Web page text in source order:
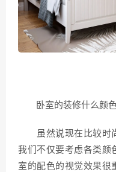
卧室的装修什么颜
虽然说现在比较时尚
我们不仅要考虑各类颜
室的配色的视觉效果很